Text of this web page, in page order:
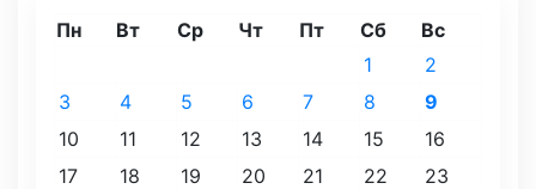
Пн Вт Ср Чт Пт Сб Вс
1
2
3
4 5 6 7 8
9
10
11 12 13 14 15
16
17
18 19 20 21 22
23